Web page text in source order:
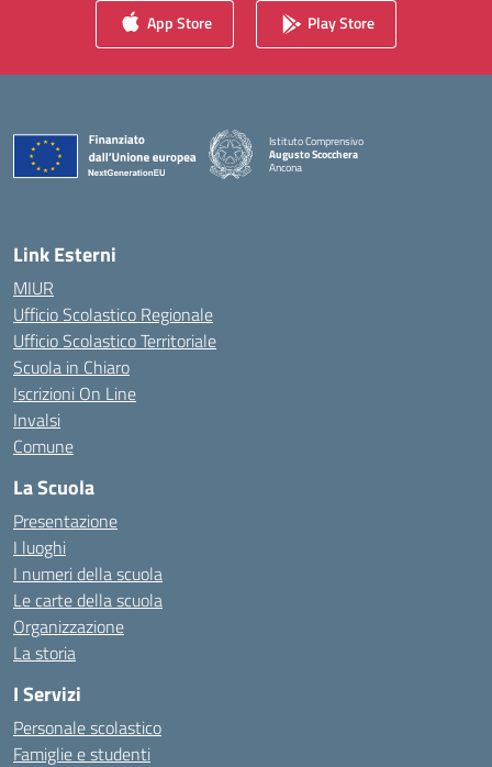
App Store Play Store
Istituto Comprensivo
Augusto Scocchera
Ancona
Link Esterni
MIUR
Ufficio Scolastico Regionale
Ufficio Scolastico Territoriale
Scuola in Chiaro
Iscrizioni On Line
Invalsi
Comune
La Scuola
Presentazione
I luoghi
I numeri della scuola
Le carte della scuola
Organizzazione
La storia
I Servizi
Personale scolastico
Famiglie e studenti